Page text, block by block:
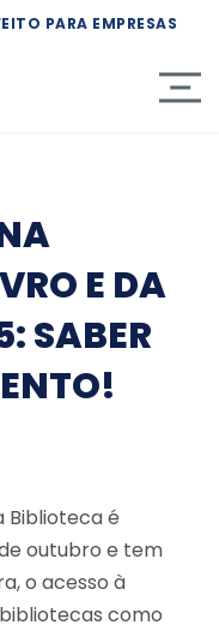
PARA EMPRESAS
E DA
SABER
Biblioteca é
outubro e tem
o acesso à
como